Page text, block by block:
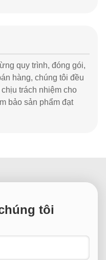
quy trình, đóng gói,
hàng, chúng tôi đều
trách nhiệm cho
bảo sản phẩm đạt
tôi